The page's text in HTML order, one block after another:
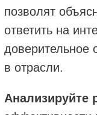
позволят
ответить на
доверительное
в отрасли.
Анализируйте